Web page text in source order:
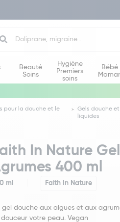
Beauté
Soins
Hygiène
Premiers
soins
Bébé
pour la douche et le
Gels douche
liquides
In Nature
400 ml
ml Faith In Nature
gel douche aux algues et aux
douceur votre peau. Vegan